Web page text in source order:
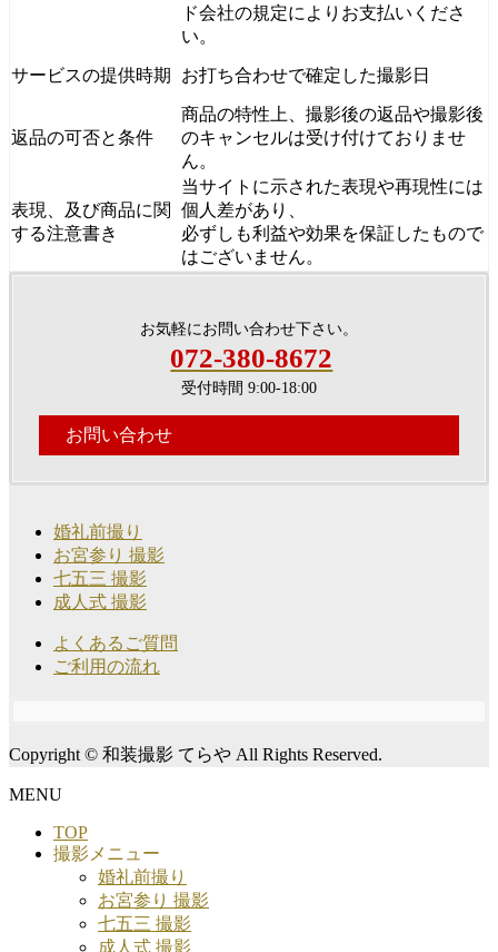
ド会社の規定によりお支払いくださ
い。
サービスの提供時期 お打ち合わせで確定した撮影日
返品の可否と条件
商品の特性上、撮影後の返品や撮影後
のキャンセルは受け付けておりませ
ん。
表現、及び商品に関
する注意書き
当サイトに示された表現や再現性には
個人差があり、
必ずしも利益や効果を保証したもので
はございません。
お気軽にお問い合わせ下さい。
072-380-8672
受付時間 9:00-18:00
お問い合わせ
婚礼前撮り
お宮参り 撮影
七五三 撮影
成人式 撮影
よくあるご質問
ご利用の流れ
Copyright © 和装撮影 てらや All Rights Reserved.
MENU
TOP
撮影メニュー
婚礼前撮り
お宮参り 撮影
七五三 撮影
成人式 撮影